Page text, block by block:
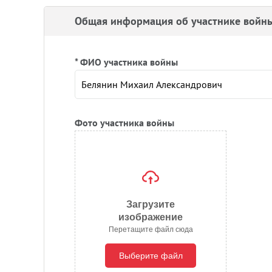
Общая информация об участнике
* ФИО участника войны
Фото участника войны
Загрузите
изображение
Перетащите файл сюда